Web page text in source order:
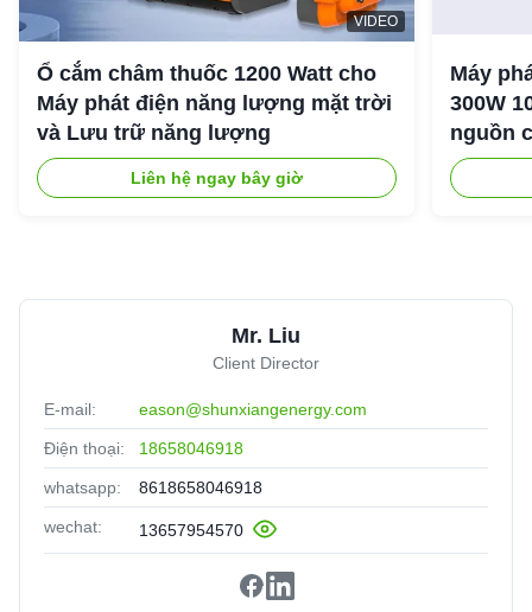
VIDEO
Ổ cắm châm thuốc 1200 Watt cho
Máy phát điện năng lượng mặt trời
và Lưu trữ năng lượng
Liên hệ ngay bây giờ
Máy
300W
nguồn
ngoài
Mr. Liu
Client Director
E-mail: eason@shunxiangenergy.com
Điện thoại: 18658046918
whatsapp: 8618658046918
wechat: 13657954570